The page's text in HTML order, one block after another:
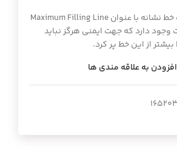
روی سطح ظرف یک خط نشانه با عنوان Maximum Filling Line
وجود دارد که جهت ایمنی هرگز نباید
از این خط پر کرد.
افزودن به علاقه مندی ها